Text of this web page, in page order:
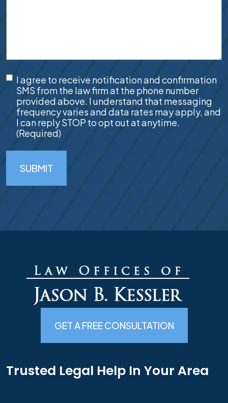
SMS
Consent(Required)
I agree to receive notification and confirmation
SMS from the law firm at the phone number
provided above. I understand that messaging
frequency varies and data rates may apply, and
I can reply STOP to opt out at anytime.
(Required)
SUBMIT
GET A FREE CONSULTATION
Trusted Legal Help In Your Area